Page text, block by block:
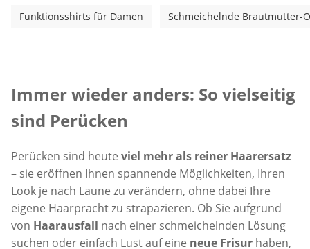
Funktionsshirts für Damen Schmeichelnde Brautmutter-
Immer wieder anders: So vielseitig
sind Perücken
Perücken sind heute viel mehr als reiner Haarersatz
– sie eröffnen Ihnen spannende Möglichkeiten, Ihren
Look je nach Laune zu verändern, ohne dabei Ihre
eigene Haarpracht zu strapazieren. Ob Sie aufgrund
von Haarausfall nach einer schmeichelnden Lösung
suchen oder einfach Lust auf eine neue Frisur haben,